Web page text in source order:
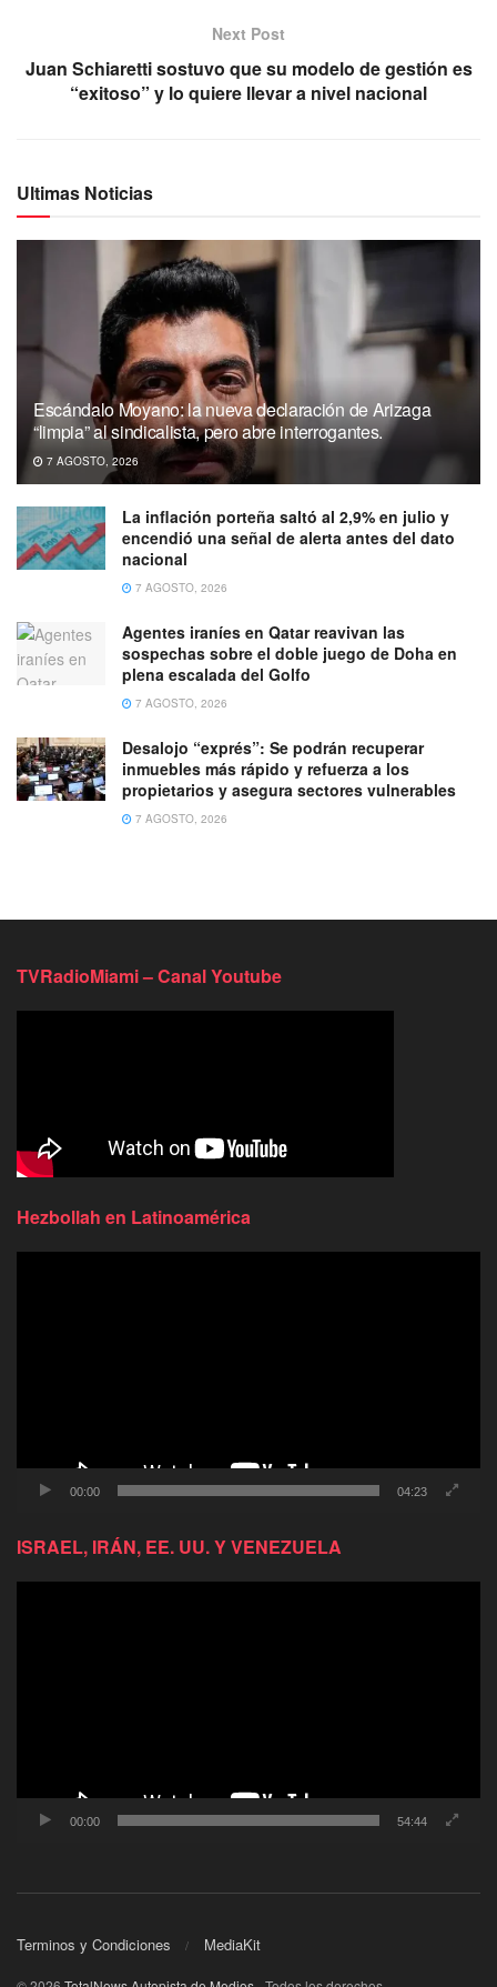
Next Post
Juan Schiaretti sostuvo que su modelo de gestión es
“exitoso” y lo quiere llevar a nivel nacional
Ultimas Noticias
Escándalo Moyano: la nueva declaración de Arizaga
“limpia” al sindicalista, pero abre interrogantes.
7 AGOSTO, 2026
La inflación porteña saltó al 2,9% en julio y
encendió una señal de alerta antes del dato
nacional
7 AGOSTO, 2026
Agentes iraníes en Qatar reavivan las
sospechas sobre el doble juego de Doha en
plena escalada del Golfo
7 AGOSTO, 2026
Desalojo “exprés”: Se podrán recuperar
inmuebles más rápido y refuerza a los
propietarios y asegura sectores vulnerables
7 AGOSTO, 2026
TVRadioMiami – Canal Youtube
Hezbollah en Latinoamérica
00:00 04:23
ISRAEL, IRÁN, EE. UU. Y VENEZUELA
00:00 54:44
Terminos y Condiciones MediaKit